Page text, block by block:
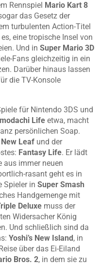
Rennspiel Mario Kart 8
das Gesetz der
turbulenten Action-Titel
eine tropische Insel von
Und in Super Mario 3D
Fans gleichzeitig in ein
Darüber hinaus lassen
die TV-Konsole
für Nintendo 3DS und
Life etwa, macht
persönlichen Soap.
Leaf und der
Fantasy Life. Er lädt
aus immer neuen
rasant geht es in
Spieler in Super Smash
Handgemenge mit
Deluxe muss der
Widersacher König
Und schließlich sind da
Yoshi’s New Island , in
über das Ei-Eiland
Bros. 2, in dem sie zu